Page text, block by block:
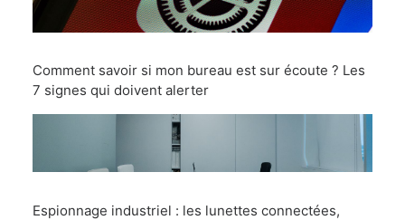
Comment savoir si mon bureau est sur écoute ? Les
7 signes qui doivent alerter
Espionnage industriel : les lunettes connectées,